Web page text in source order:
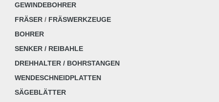
GEWINDEBOHRER
FRÄSER / FRÄSWERKZEUGE
BOHRER
SENKER / REIBAHLE
DREHHALTER / BOHRSTANGEN
WENDESCHNEIDPLATTEN
SÄGEBLÄTTER